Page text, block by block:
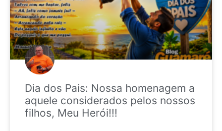
Dia dos Pais: Nossa homenagem a
aquele considerados pelos nossos
filhos, Meu Herói!!!